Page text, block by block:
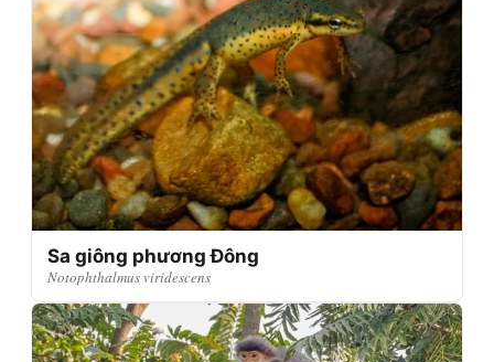
Sa giông phương Đông
Notophthalmus viridescens